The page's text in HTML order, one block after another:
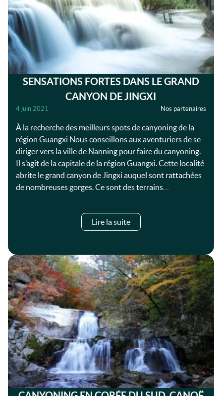
SENSATIONS FORTES DANS LE GRAND
CANYON DE JINGXI
4 juin 2021 - Nos partenaires
À la recherche des meilleurs spots de canyoning de la
région Guangxi Nous conseillons aux aventuriers de se
diriger vers la ville de Nanning pour faire du canyoning.
Il s’agit de la capitale de la région Guangxi. Cette localité
abrite le grand canyon de Jingxi auquel sont rattachées
de nombreuses gorges. Ce sont des terrains…
Lire la suite